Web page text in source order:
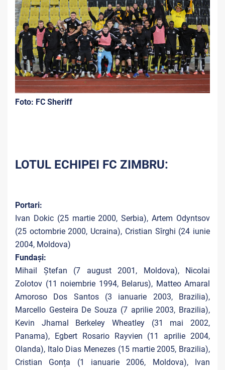
Foto: FC Sheriff
LOTUL ECHIPEI FC ZIMBRU:
Portari:
Ivan Dokic (25 martie 2000, Serbia), Artem Odyntsov
(25 octombrie 2000, Ucraina), Cristian Sîrghi (24 iunie
2004, Moldova)
Fundași:
Mihail Ștefan (7 august 2001, Moldova), Nicolai
Zolotov (11 noiembrie 1994, Belarus), Matteo Amaral
Amoroso Dos Santos (3 ianuarie 2003, Brazilia),
Marcello Gesteira De Souza (7 aprilie 2003, Brazilia),
Kevin Jhamal Berkeley Wheatley (31 mai 2002,
Panama), Egbert Rosario Rayvien (11 aprilie 2004,
Olanda), Italo Dias Menezes (15 martie 2005, Brazilia),
Cristian Gonța (1 ianuarie 2006, Moldova), Ivan